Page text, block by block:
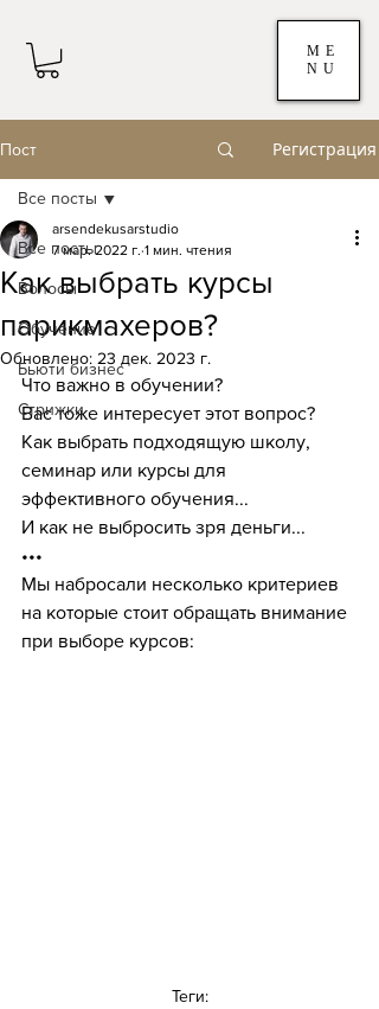
ME
NU
Пост Регистрация
Все посты
Волосы
Обучение
Бьюти бизнес
Стрижки
Все посты
Как выбрать курсы
парикмахеров?
arsendekusarstudio
7 мар. 2022 г. 1 мин. чтения
Обновлено: 23 дек. 2023 г.
Что важно в обучении?
Вас тоже интересует этот вопрос?
Как выбрать подходящую школу,
семинар или курсы для
эффективного обучения...
И как не выбросить зря деньги...
•••
Мы набросали несколько критериев
на которые стоит обращать внимание
при выборе курсов:
Теги: